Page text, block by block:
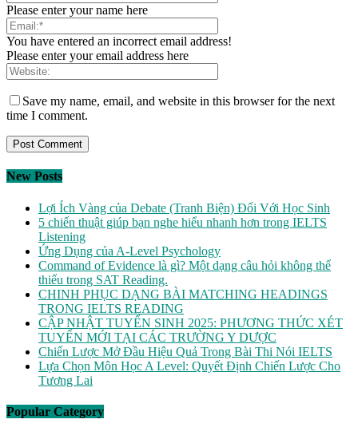
Please enter your name here
You have entered an incorrect email address!
Please enter your email address here
Save my name, email, and website in this browser for the next
time I comment.
New Posts
Lợi Ích Vàng của Debate (Tranh Biện) Đối Với Học Sinh
5 chiến thuật giúp bạn nghe hiểu nhanh hơn trong IELTS
Listening
Ứng Dụng của A-Level Psychology
Command of Evidence là gì? Một dạng câu hỏi không thể
thiếu trong SAT Reading.
CHINH PHỤC DẠNG BÀI MATCHING HEADINGS
TRONG IELTS READING
CẬP NHẬT TUYỂN SINH 2025: PHƯƠNG THỨC XÉT
TUYỂN MỚI TẠI CÁC TRƯỜNG Y DƯỢC
Chiến Lược Mở Đầu Hiệu Quả Trong Bài Thi Nói IELTS
Lựa Chọn Môn Học A Level: Quyết Định Chiến Lược Cho
Tương Lai
Popular Category